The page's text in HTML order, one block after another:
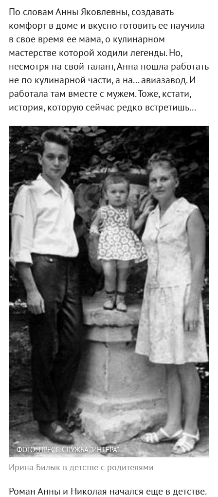
По словам Анны Яковлевны, создавать
комфорт в доме и вкусно готовить ее научила
в свое время ее мама, о кулинарном
мастерстве которой ходили легенды. Но,
несмотря на свой талант, Анна пошла работать
не по кулинарной части, а на... авиазавод. И
работала там вместе с мужем. Тоже, кстати,
история, которую сейчас редко встретишь...
ФОТО: ПРЕСС-СЛУЖБА "ИНТЕРА"
Ирина Билык в детстве с родителями
Роман Анны и Николая начался еще в детстве.